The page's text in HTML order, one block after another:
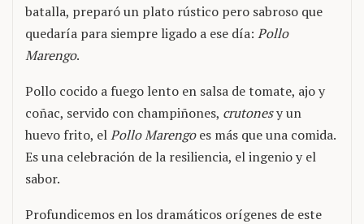
batalla, preparó un plato rústico pero sabroso que
quedaría para siempre ligado a ese día: Pollo
Marengo.
Pollo cocido a fuego lento en salsa de tomate, ajo y
coñac, servido con champiñones, crutonesy un
huevo frito, elPollo Marengoes más que una comida.
Es una celebración de la resiliencia, el ingenio y el
sabor.
Profundicemos en los dramáticos orígenes de este